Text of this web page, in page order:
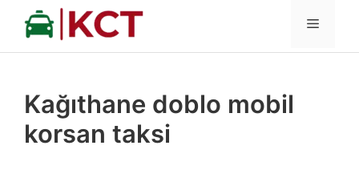
İçeriğe
MENÜ
Kağıthane doblo mobil
korsan taksi